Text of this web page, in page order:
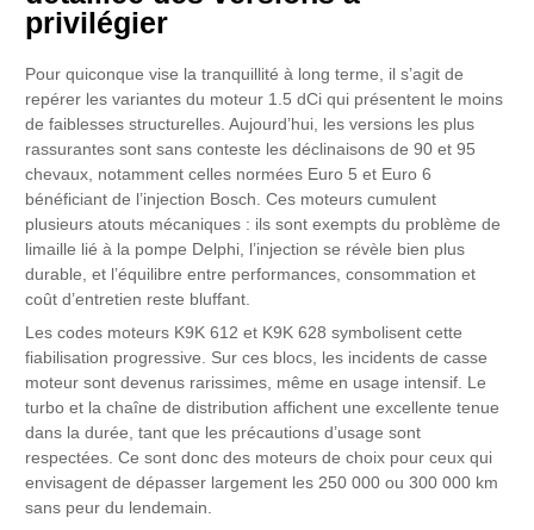
privilégier
Pour quiconque vise la tranquillité à long terme, il s’agit de
repérer les variantes du moteur 1.5 dCi qui présentent le moins
de faiblesses structurelles. Aujourd’hui, les versions les plus
rassurantes sont sans conteste les déclinaisons de 90 et 95
chevaux, notamment celles normées Euro 5 et Euro 6
bénéficiant de l’injection Bosch. Ces moteurs cumulent
plusieurs atouts mécaniques : ils sont exempts du problème de
limaille lié à la pompe Delphi, l’injection se révèle bien plus
durable, et l’équilibre entre performances, consommation et
coût d’entretien reste bluffant.
Les codes moteurs K9K 612 et K9K 628 symbolisent cette
fiabilisation progressive. Sur ces blocs, les incidents de casse
moteur sont devenus rarissimes, même en usage intensif. Le
turbo et la chaîne de distribution affichent une excellente tenue
dans la durée, tant que les précautions d’usage sont
respectées. Ce sont donc des moteurs de choix pour ceux qui
envisagent de dépasser largement les 250 000 ou 300 000 km
sans peur du lendemain.